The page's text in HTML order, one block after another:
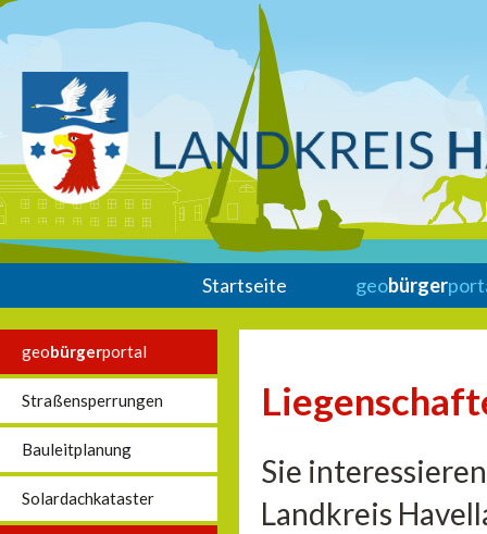
Startseite geobürger
geobürgerportal
Straßensperrungen
Bauleitplanung
Solardachkataster
Sie
Landkreis